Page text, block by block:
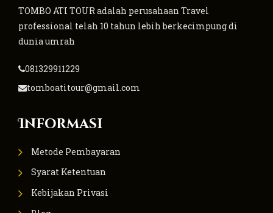
TOMBO ATI TOUR adalah perusahaan Travel
professional telah 10 tahun lebih berkecimpung di
dunia umrah
081329911229
tomboatitour@gmail.com
Informasi
Metode Pembayaran
Syarat Ketentuan
Kebijakan Privasi